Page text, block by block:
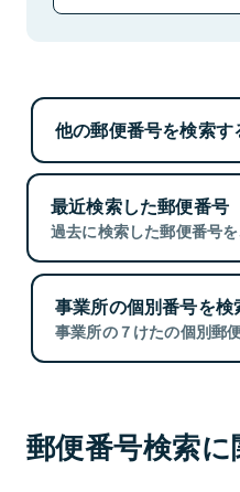
他の郵便番号を検索す
最近検索した郵便番号
過去に検索した郵便番号を
事業所の個別番号を検
事業所の７けたの個別郵
郵便番号検索